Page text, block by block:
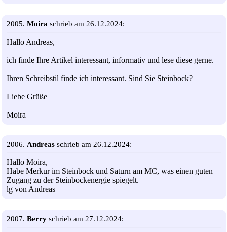
2005. Moira schrieb am 26.12.2024:
Hallo Andreas,
ich finde Ihre Artikel interessant, informativ und lese diese gerne.
Ihren Schreibstil finde ich interessant. Sind Sie Steinbock?
Liebe Grüße
Moira
2006. Andreas schrieb am 26.12.2024:
Hallo Moira,
Habe Merkur im Steinbock und Saturn am MC, was einen guten
Zugang zu der Steinbockenergie spiegelt.
lg von Andreas
2007. Berry schrieb am 27.12.2024: